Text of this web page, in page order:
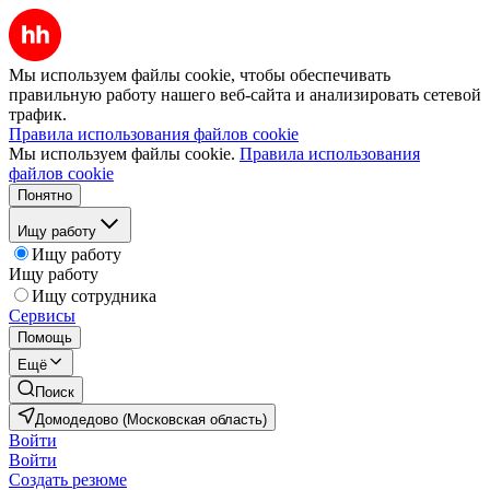
Мы используем файлы cookie, чтобы обеспечивать
правильную работу нашего веб-сайта и анализировать сетевой
трафик.
Правила использования файлов cookie
Мы используем файлы cookie. Правила использования
файлов cookie
Понятно
Ищу работу
Ищу работу
Ищу работу
Ищу сотрудника
Сервисы
Помощь
Ещё
Поиск
Домодедово (Московская область)
Войти
Войти
Создать резюме